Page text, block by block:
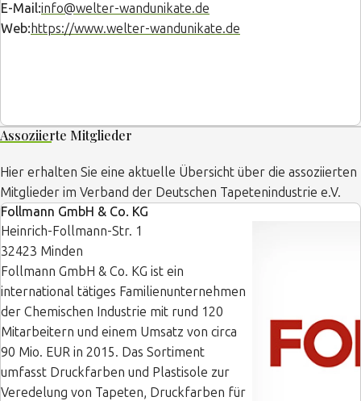
E-Mail:info@welter-wandunikate.de
Web: https://www.welter-wandunikate.de
Assoziierte Mitglieder
Hier erhalten Sie eine aktuelle Übersicht über die assoziierten
Mitglieder im Verband der Deutschen Tapetenindustrie e.V.
Follmann GmbH & Co. KG
Heinrich-Follmann-Str. 1
32423 Minden
Follmann GmbH & Co. KG ist ein
international tätiges Familienunternehmen
der Chemischen Industrie mit rund 120
Mitarbeitern und einem Umsatz von circa
90 Mio. EUR in 2015. Das Sortiment
umfasst Druckfarben und Plastisole zur
Veredelung von Tapeten, Druckfarben für